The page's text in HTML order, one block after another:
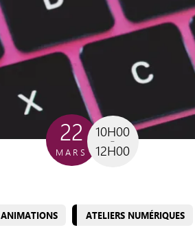
22
MARS
10H00
12H00
ANIMATIONS ATELIERS NUMÉRIQUES